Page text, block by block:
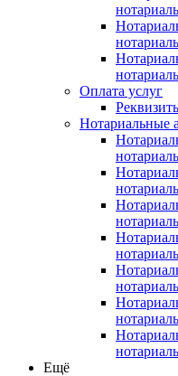
Оплата услуг
Нотариальные
Ещё